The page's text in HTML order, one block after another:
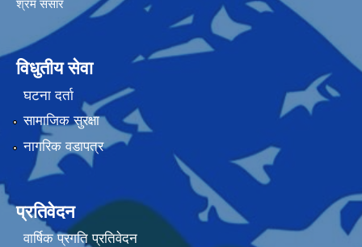
श्रम संसार
विधुतीय सेवा
घटना दर्ता
सामाजिक सुरक्षा
नागरिक वडापत्र
प्रतिवेदन
वार्षिक प्रगति प्रतिवेदन